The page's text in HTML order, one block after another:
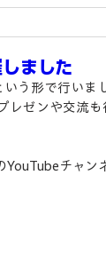
ました
う形で行いま
レゼンや交流
チャン